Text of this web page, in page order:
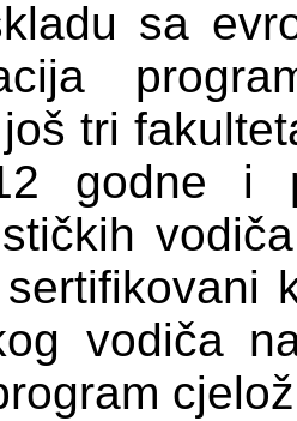
sa
tri
godne i
vodiča